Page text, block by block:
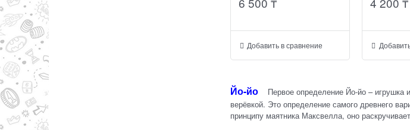
Добавить в сравнение
Йо-йо
Первое определение Йо-йо – игрушка
верёвкой. Это определение самого древнего
принципу маятника Максвелла, оно